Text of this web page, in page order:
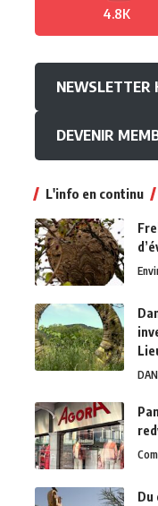
4.8K
NEWSLETTER
DEVENIR
L'info en continu
Du